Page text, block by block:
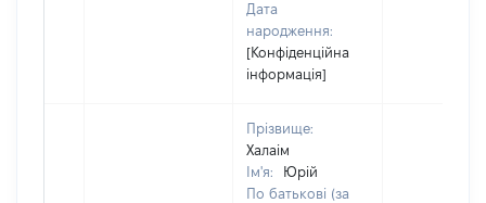
Дата
народження:
[Конфіденційна
інформація]
Прізвище:
Халаім
Ім'я:
Юрій
По батькові (за